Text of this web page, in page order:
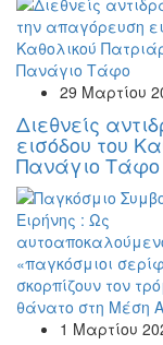
29 Μαρτίου
Διεθνείς
εισόδου του
Πανάγιο Τάφο
1 Μαρτίου